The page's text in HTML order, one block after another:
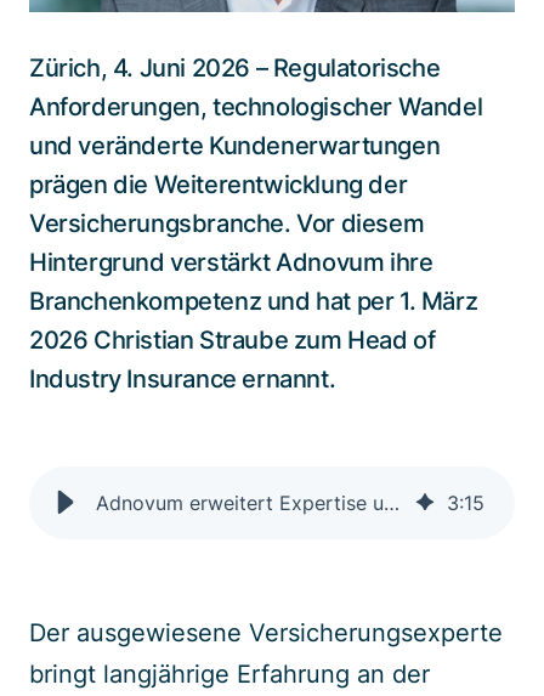
Zürich, 4. Juni 2026 – Regulatorische
Anforderungen, technologischer Wandel
und veränderte Kundenerwartungen
prägen die Weiterentwicklung der
Versicherungsbranche. Vor diesem
Hintergrund verstärkt Adnovum ihre
Branchenkompetenz und hat per 1. März
2026 Christian Straube zum Head of
Industry Insurance ernannt.
Adnovum erweitert Expertise und Angebot für Versicherungen mit Christian Straube 3:15
Der ausgewiesene Versicherungsexperte
bringt langjährige Erfahrung an der